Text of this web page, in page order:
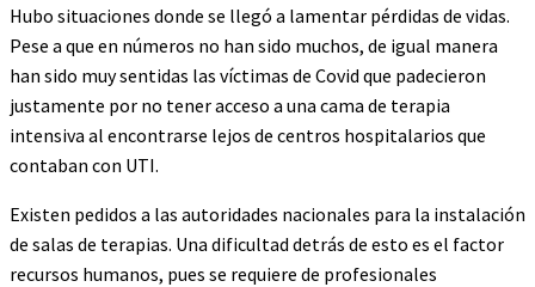
Hubo situaciones donde se llegó a lamentar pérdidas de vidas.
Pese a que en números no han sido muchos, de igual manera
han sido muy sentidas las víctimas de Covid que padecieron
justamente por no tener acceso a una cama de terapia
intensiva al encontrarse lejos de centros hospitalarios que
contaban con UTI.
Existen pedidos a las autoridades nacionales para la instalación
de salas de terapias. Una dificultad detrás de esto es el factor
recursos humanos, pues se requiere de profesionales